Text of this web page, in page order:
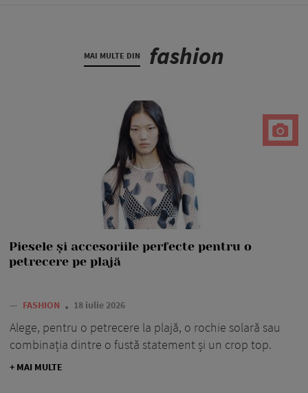
MAI MULTE DIN fashion
Piesele și accesoriile perfecte pentru o
petrecere pe plajă
— FASHION 18 iulie 2026
Alege, pentru o petrecere la plajă, o rochie solară sau
combinația dintre o fustă statement și un crop top.
+ MAI MULTE